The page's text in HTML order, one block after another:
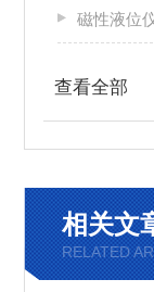
磁性液位
查看全部
相关文
RELATED